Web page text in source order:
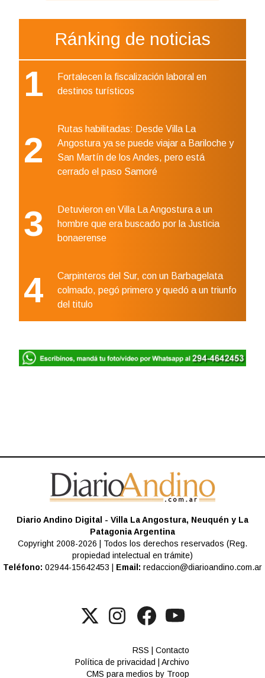
Ránking de noticias
1
Fortalecen la fiscalización laboral en
destinos turísticos
2
Rutas habilitadas: Desde Villa La
Angostura ya se puede viajar a Bariloche y
San Martín de los Andes, pero está
cerrado el paso Samoré
3
Detuvieron en Villa La Angostura a un
hombre que era buscado por la Justicia
bonaerense
4
Carpinteros del Sur, con un Barbagelata
colmado, pegó primero y quedó a un triunfo
del titulo
Diario Andino Digital - Villa La Angostura, Neuquén y La
Patagonia Argentina
Copyright 2008-2026 | Todos los derechos reservados (Reg.
propiedad intelectual en trámite)
Teléfono: 02944-15642453 | Email: redaccion@diarioandino.com.ar
RSS |Contacto
Política de privacidad
|Archivo
CMS para medios by Troop